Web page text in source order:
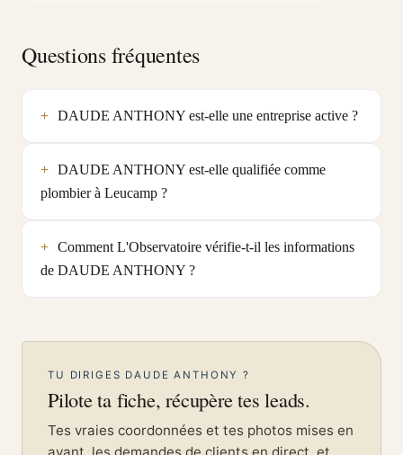
Questions fréquentes
DAUDE ANTHONY est-elle une entreprise active ?
DAUDE ANTHONY est-elle qualifiée comme
plombier à Leucamp ?
Comment L'Observatoire vérifie-t-il les informations
de DAUDE ANTHONY ?
TU DIRIGES DAUDE ANTHONY ?
Pilote ta fiche, récupère tes leads.
Tes vraies coordonnées et tes photos mises en